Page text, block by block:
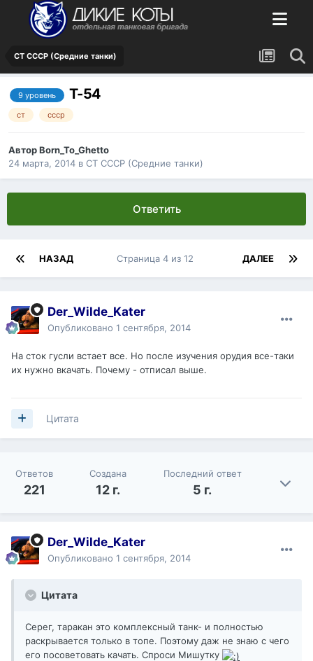
СТ СССР (Средние танки)
9 уровень Т-54
ст ссср
АвторBorn_To_Ghetto
24 марта, 2014 в СТ СССР (Средние танки)
Ответить
НАЗАД ДАЛЕЕ
Страница 4 из 12
Der_Wilde_Kater
Опубликовано 1 сентября, 2014
На сток гусли встает все. Но после изучения орудия все-таки
их нужно вкачать. Почему - отписал выше.
Цитата
Ответов
221
Создана
12 г.
Последний ответ
5 г.
Der_Wilde_Kater
Опубликовано 1 сентября, 2014
Цитата
Серег, таракан это комплексный танк- и полностью
раскрывается только в топе. Поэтому даж не знаю с чего
его посоветовать качать. Спроси Мишутку